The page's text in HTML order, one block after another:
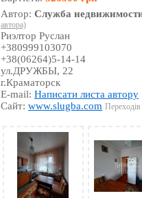
Автор:Служба
автора)
Риэлтор Руслан
+380999103070
+38(06264)5-14-14
ул.ДРУЖБЫ, 22
г.Краматорск
E-mail:Написати листа автору
Сайт:www.slugba.com